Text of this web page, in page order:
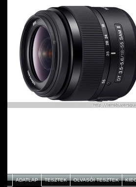
ADATLAP TESZTEK OLVASÓI TESZTEK